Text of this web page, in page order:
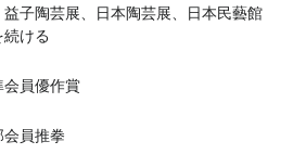
芸展、日本陶芸展、日本民藝館
ける
員優作賞
員推拳